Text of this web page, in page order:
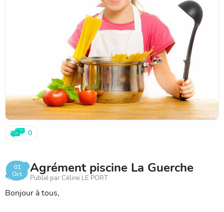
0
01
Oct.
Agrément piscine La Guerche
Publié par Céline LE PORT
Bonjour à tous,